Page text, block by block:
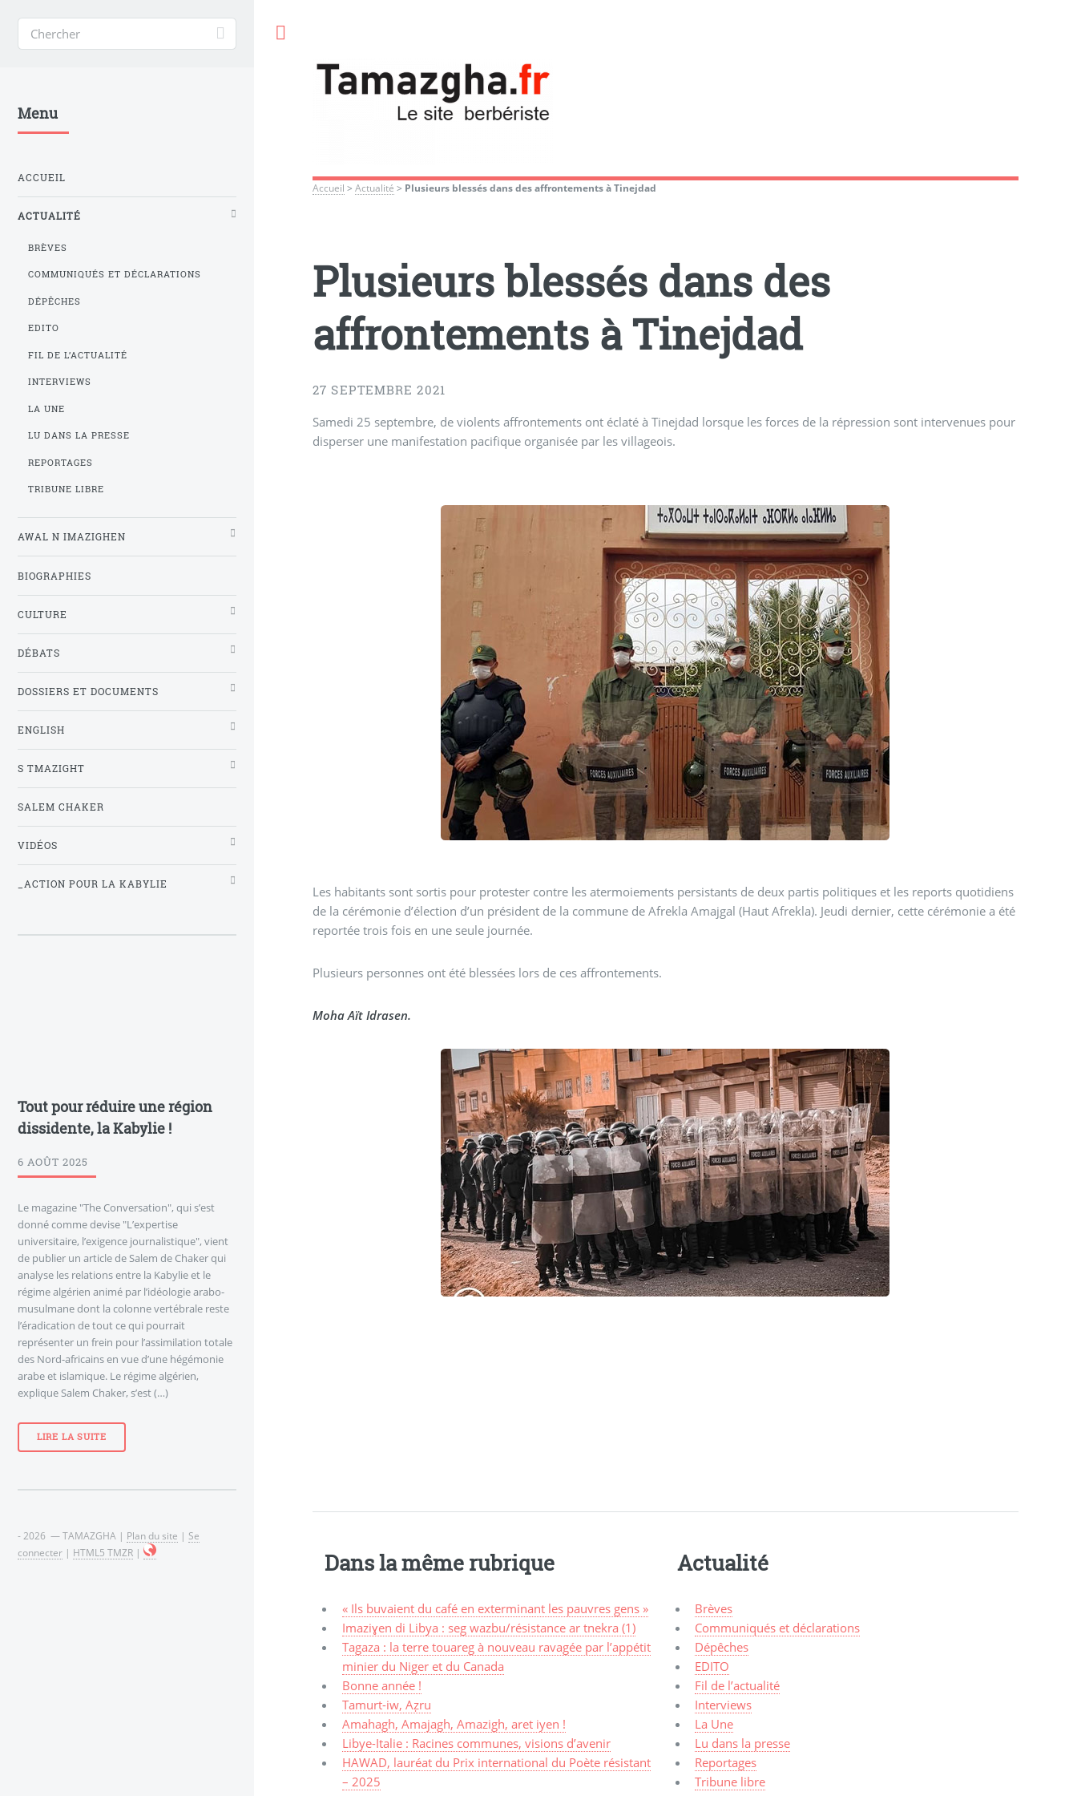
Accueil >Actualité > Plusieurs blessés dans des affrontements à Tinejdad
Plusieurs blessés dans des
affrontements à Tinejdad
27 SEPTEMBRE 2021
Samedi 25 septembre, de violents affrontements ont éclaté à Tinejdad lorsque les forces de la répression sont intervenues pour
disperser une manifestation pacifique organisée par les villageois.
Les habitants sont sortis pour protester contre les atermoiements persistants de deux partis politiques et les reports quotidiens
de la cérémonie d’élection d’un président de la commune de Afrekla Amajgal (Haut Afrekla). Jeudi dernier, cette cérémonie a été
reportée trois fois en une seule journée.
Plusieurs personnes ont été blessées lors de ces affrontements.
Moha Aït Idrasen.
Dans la même rubrique
« Ils buvaient du café en exterminant les pauvres gens »
Imaziɣen di Libya : seg wazbu/résistance ar tnekra (1)
Tagaza : la terre touareg à nouveau ravagée par l’appétit
minier du Niger et du Canada
Bonne année !
Tamurt-iw, Aẓru
Amahagh, Amajagh, Amazigh, aret iyen !
Libye-Italie : Racines communes, visions d’avenir
HAWAD, lauréat du Prix international du Poète résistant
– 2025
Actualité
Brèves
Communiqués et déclarations
Dépêches
EDITO
Fil de l’actualité
Interviews
La Une
Lu dans la presse
Reportages
Tribune libre
Menu
ACCUEIL
ACTUALITÉ
BRÈVES
COMMUNIQUÉS ET DÉCLARATIONS
DÉPÊCHES
EDITO
FIL DE L’ACTUALITÉ
INTERVIEWS
LA UNE
LU DANS LA PRESSE
REPORTAGES
TRIBUNE LIBRE
AWAL N IMAZIGHEN
BIOGRAPHIES
CULTURE
DÉBATS
DOSSIERS ET DOCUMENTS
ENGLISH
S TMAZIGHT
SALEM CHAKER
VIDÉOS
_ACTION POUR LA KABYLIE
Tout pour réduire une région
dissidente, la Kabylie !
6 AOÛT 2025
Le magazine "The Conversation", qui s’est
donné comme devise "L’expertise
universitaire, l’exigence journalistique", vient
de publier un article de Salem de Chaker qui
analyse les relations entre la Kabylie et le
régime algérien animé par l’idéologie arabo-
musulmane dont la colonne vertébrale reste
l’éradication de tout ce qui pourrait
représenter un frein pour l’assimilation totale
des Nord-africains en vue d’une hégémonie
arabe et islamique. Le régime algérien,
explique Salem Chaker, s’est (…)
LIRE LA SUITE
- 2026 — TAMAZGHA | Plan du site | Se
connecter | HTML5 TMZR |